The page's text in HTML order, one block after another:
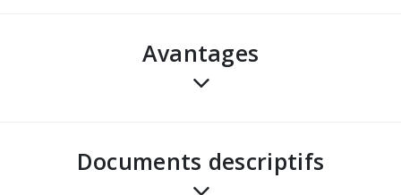
avantages
Documents descriptifs